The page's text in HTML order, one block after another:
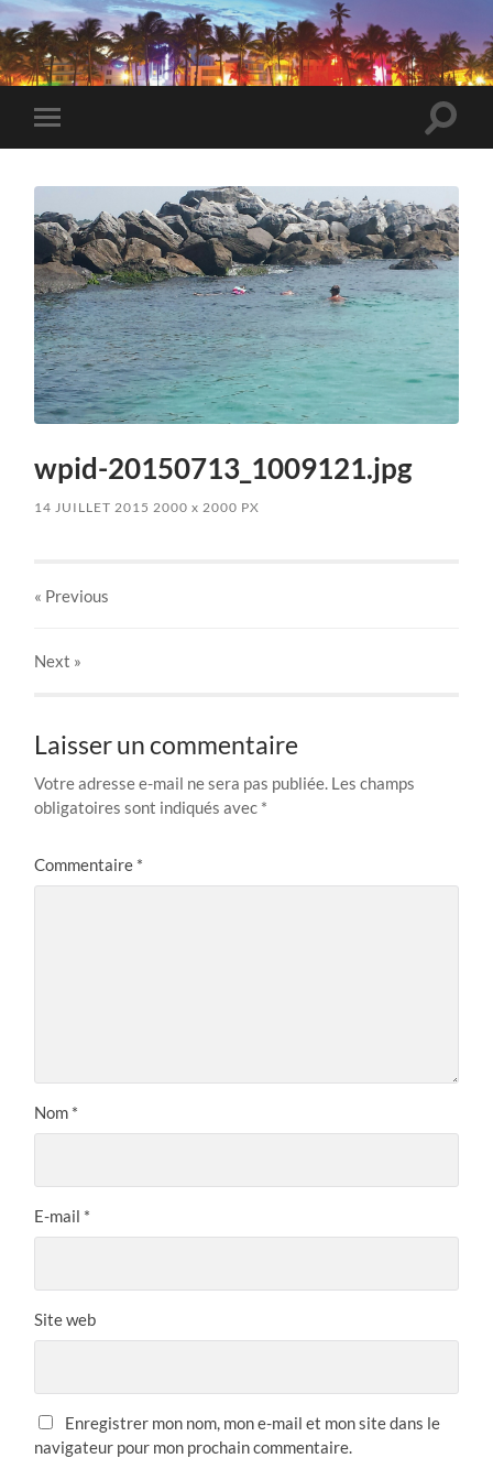
VeryBadTripInMiami
Toggle
mobile
Toggle
wpid-20150713_1009121.jpg
14 JUILLET 2015 2000x 2000 PX
« Previous
Next »
Laisser un commentaire
Votre adresse e-mail ne sera pas publiée. Les champs
obligatoires sont indiqués avec *
Commentaire *
Nom *
E-mail *
Site web
Enregistrer mon nom, mon e-mail et mon site dans le
navigateur pour mon prochain commentaire.